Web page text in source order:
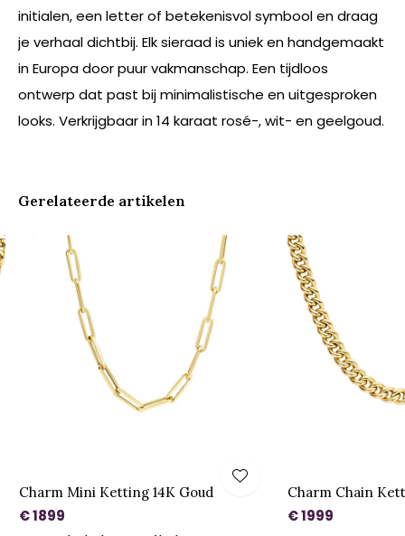
initialen, een letter of betekenisvol symbool en draag
je verhaal dichtbij. Elk sieraad is uniek en handgemaakt
in Europa door puur vakmanschap. Een tijdloos
ontwerp dat past bij minimalistische en uitgesproken
looks. Verkrijgbaar in 14 karaat rosé-, wit- en geelgoud.
Gerelateerde artikelen
Charm Mini Ketting 14K Goud
€ 1899
Charm Chain
€ 1999